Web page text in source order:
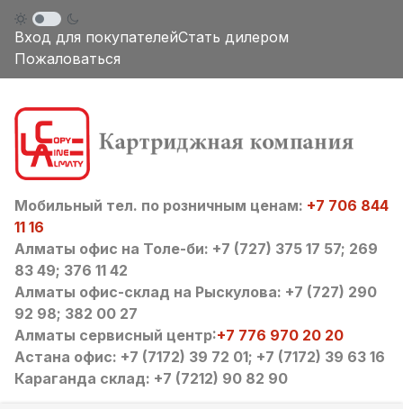
Вход для покупателейСтать дилером
Пожаловаться
Мобильный тел. по розничным ценам: +7 706 844
11 16
Алматы офис на Толе-би: +7 (727) 375 17 57; 269
83 49; 376 11 42
Алматы офис-склад на Рыскулова: +7 (727) 290
92 98; 382 00 27
Алматы сервисный центр:+7 776 970 20 20
Астана офис: +7 (7172) 39 72 01; +7 (7172) 39 63 16
Караганда склад: +7 (7212) 90 82 90